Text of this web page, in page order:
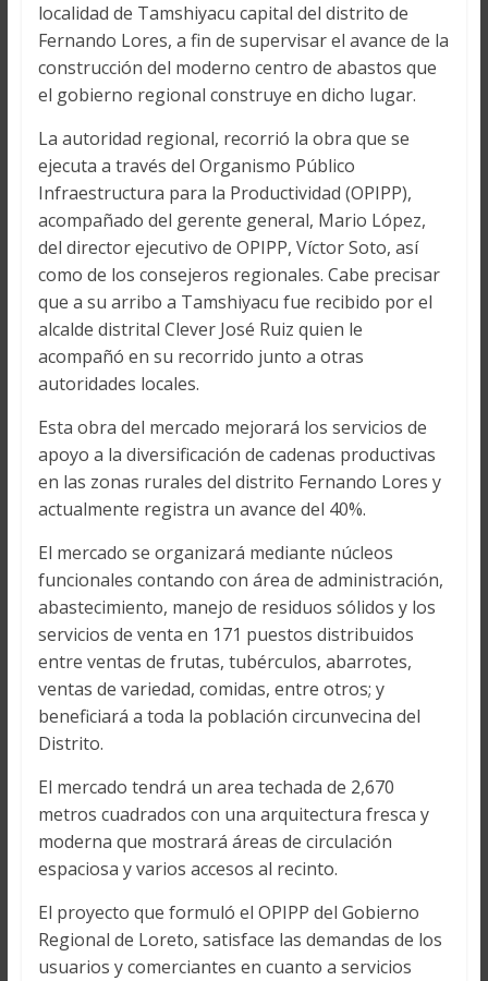
localidad de Tamshiyacu capital del distrito de
Fernando Lores, a fin de supervisar el avance de la
construcción del moderno centro de abastos que
el gobierno regional construye en dicho lugar.
La autoridad regional, recorrió la obra que se
ejecuta a través del Organismo Público
Infraestructura para la Productividad (OPIPP),
acompañado del gerente general, Mario López,
del director ejecutivo de OPIPP, Víctor Soto, así
como de los consejeros regionales. Cabe precisar
que a su arribo a Tamshiyacu fue recibido por el
alcalde distrital Clever José Ruiz quien le
acompañó en su recorrido junto a otras
autoridades locales.
Esta obra del mercado mejorará los servicios de
apoyo a la diversificación de cadenas productivas
en las zonas rurales del distrito Fernando Lores y
actualmente registra un avance del 40%.
El mercado se organizará mediante núcleos
funcionales contando con área de administración,
abastecimiento, manejo de residuos sólidos y los
servicios de venta en 171 puestos distribuidos
entre ventas de frutas, tubérculos, abarrotes,
ventas de variedad, comidas, entre otros; y
beneficiará a toda la población circunvecina del
Distrito.
El mercado tendrá un area techada de 2,670
metros cuadrados con una arquitectura fresca y
moderna que mostrará áreas de circulación
espaciosa y varios accesos al recinto.
El proyecto que formuló el OPIPP del Gobierno
Regional de Loreto, satisface las demandas de los
usuarios y comerciantes en cuanto a servicios